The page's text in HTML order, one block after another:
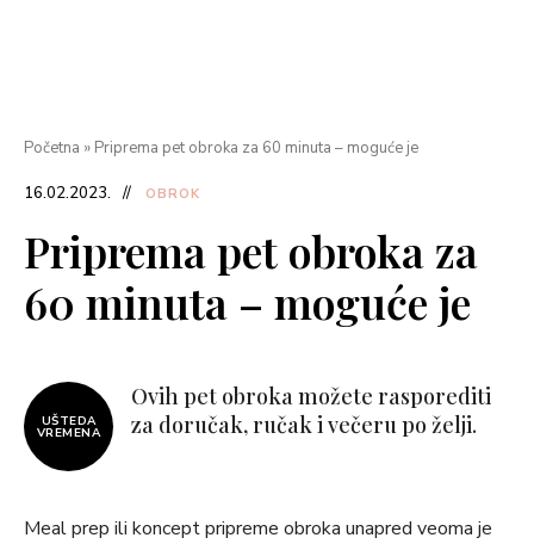
Početna » Priprema pet obroka za 60 minuta – moguće je
16.02.2023. OBROK
Priprema pet obroka za
60 minuta – moguće je
UŠTEDA
VREMENA
Ovih pet obroka možete rasporediti
za doručak, ručak i večeru po želji.
Meal prep ili koncept pripreme obroka unapred veoma je